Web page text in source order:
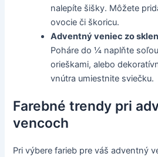
nalepíte šišky. Môžete
ovocie či škoricu.
Adventný veniec zo
Poháre do ¼ naplňte
orieškami, alebo
vnútra umiestnite sviečku.
Farebné trendy pri
vencoch
Pri výbere farieb pre váš adventný